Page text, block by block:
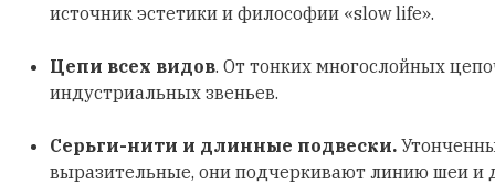
источник эстетики и философии «slow life».
Цепи всех видов. От тонких многослойных
индустриальных звеньев.
Серьги-нити и длинные подвески.
выразительные, они подчеркивают линию шеи и